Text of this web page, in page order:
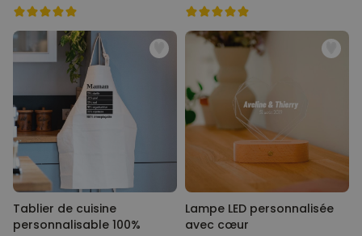
Tablier de cuisine
personnalisable 100%
Lampe LED personnalisée
avec cœur